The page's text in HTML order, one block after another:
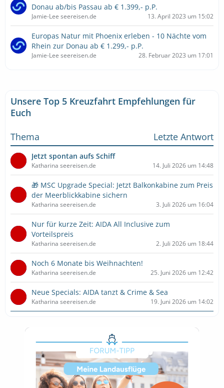
Donau ab/bis Passau ab € 1.399,- p.P.
Jamie-Lee seereisen.de 13. April 2023 um 15:02
Europas Natur mit Phoenix erleben ­- 10 Nächte vom
Rhein zur Donau ab € 1.299,- p.P.
Jamie-Lee seereisen.de 28. Februar 2023 um 17:01
Unsere Top 5 Kreuzfahrt Empfehlungen für
Euch
Thema
Letzte Antwort
Jetzt spontan aufs Schiff
Katharina seereisen.de 14. Juli 2026 um 14:48
🎁 MSC Upgrade Special: Jetzt Balkonkabine zum Preis
der Meerblickkabine sichern
Katharina seereisen.de 3. Juli 2026 um 16:04
Nur für kurze Zeit: AIDA All Inclusive zum
Vorteilspreis
Katharina seereisen.de 2. Juli 2026 um 18:44
Noch 6 Monate bis Weihnachten!
Katharina seereisen.de 25. Juni 2026 um 12:42
Neue Specials: AIDA tanzt & Crime & Sea
Katharina seereisen.de 19. Juni 2026 um 14:02